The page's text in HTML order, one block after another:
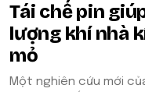
Tái chế pin
lượng khí nhà
mỏ
Một nghiên cứu mới